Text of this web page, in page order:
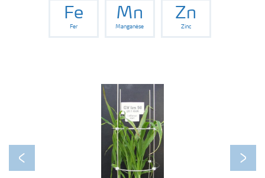
Fe
Fer
Mn
Manganèse
Zn
Zinc
Previous Next